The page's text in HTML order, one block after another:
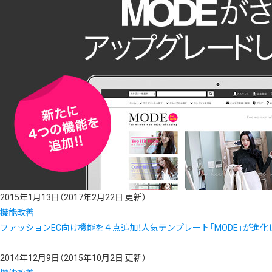
2015年1月13日 （2017年2月22日 更新）
機能改善
ファッションEC向け機能を４点追加！人気テンプレート「MODE」が進
2014年12月9日 （2015年10月2日 更新）